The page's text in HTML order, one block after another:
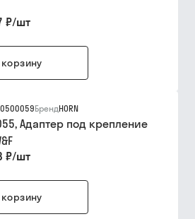
₽/шт
корзину
БрендHORN
Адаптер под крепление
₽/шт
корзину